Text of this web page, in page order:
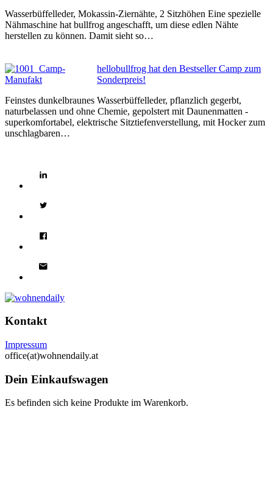
Wasserbüffelleder, Mokassin-Ziernähte, 2 Sitzhöhen Eine spezielle
Nähmaschine hat bullfrog angeschafft, um diese edlen Nähte
herstellen zu können. Damit sieht so…
hellobullfrog hat den Bestseller Camp zum
Sonderpreis!
Feinstes dunkelbraunes Wasserbüffelleder, pflanzlich gegerbt,
naturbelassen und ohne Chemie, gepolstert mit Daunenmatten -
superkomfortabel, elektrische Sitztiefenverstellung, mit Hocker zum
unschlagbaren…
Kontakt
Impressum
office(at)wohnendaily.at
Dein Einkaufswagen
Es befinden sich keine Produkte im Warenkorb.